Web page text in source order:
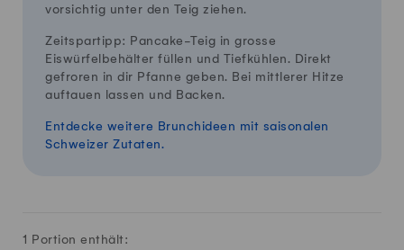
vorsichtig unter den Teig ziehen.
Zeitspartipp: Pancake-Teig in grosse
Eiswürfelbehälter füllen und Tiefkühlen. Direkt
gefroren in dir Pfanne geben. Bei mittlerer Hitze
auftauen lassen und Backen.
Entdecke weitere Brunchideen mit saisonalen
Schweizer Zutaten.
1 Portion enthält: